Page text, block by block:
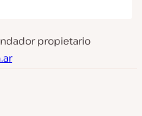
propietario